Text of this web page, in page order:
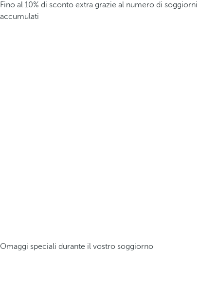
Fino al 10% di sconto extra grazie al numero di soggiorni
accumulati
Omaggi speciali durante il vostro soggiorno